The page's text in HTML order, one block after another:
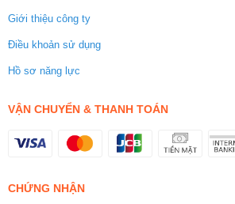
Giới thiệu công ty
Điều khoản sử dụng
Hồ sơ năng lực
VẬN CHUYỂN & THANH TOÁN
CHỨNG NHẬN